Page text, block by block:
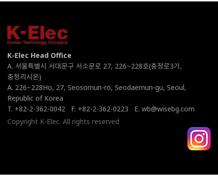
K-Elec Head Office
A. 서울특별시 서대문구 서소문로 27, 226~228호(충정로3가,
충정리시온)
A. 226~228Ho, 27, Seosomun-ro, Seodaemun-gu, Seoul,
Republic of Korea
T. +82-2-362-0042
F. +82-2-362-0223
E. wb@wisebg.com
Copyright K-Elec. All rights reserved